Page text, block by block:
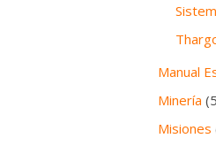
Manual
Minería
Misiones